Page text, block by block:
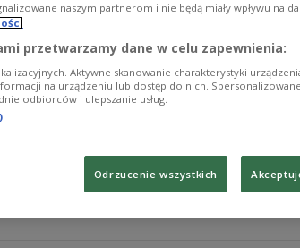
o rycerzach spod
mitu?
górskie" pochyliliśmy się nad
porównały różne wersje legendy i
Dwójka góry Jan Kanty Zienko
naszym partnerom i nie będą miały wpływu na
przetwarzamy dane w celu zapewnienia:
Aktywne skanowanie charakterystyki
na urządzeniu lub dostęp do nich.
odbiorców i ulepszanie usług.
Odrzucenie wszystkich